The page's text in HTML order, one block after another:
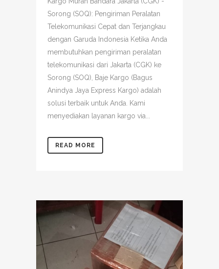
Sorong (SOQ): Pengiriman Peralatan
Telekomunikasi Cepat dan Terjangkau
dengan Garuda Indonesia Ketika Anda
membutuhkan pengiriman peralatan
telekomunikasi dari Jakarta (CGK) ke
Sorong (SOQ), Baje Kargo (Bagus
Anindya Jaya Express Kargo) adalah
solusi terbaik untuk Anda. Kami
menyediakan layanan kargo via...
READ MORE